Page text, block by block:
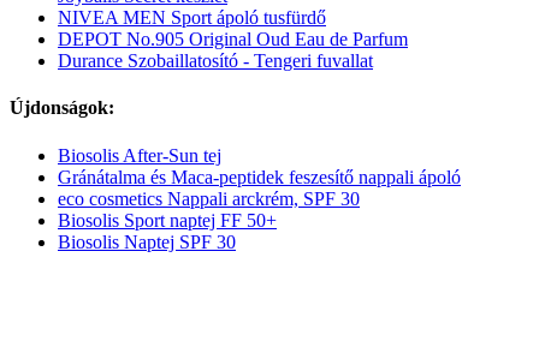
NIVEA MEN Sport ápoló tusfürdő
DEPOT No.905 Original Oud Eau de Parfum
Durance Szobaillatosító - Tengeri fuvallat
Újdonságok:
Biosolis After-Sun tej
Gránátalma és Maca-peptidek feszesítő nappali ápoló
eco cosmetics Nappali arckrém, SPF 30
Biosolis Sport naptej FF 50+
Biosolis Naptej SPF 30